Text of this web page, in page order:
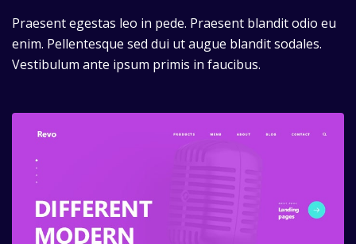
Praesent egestas leo in pede. Praesent blandit odio eu
enim. Pellentesque sed dui ut augue blandit sodales.
Vestibulum ante ipsum primis in faucibus.